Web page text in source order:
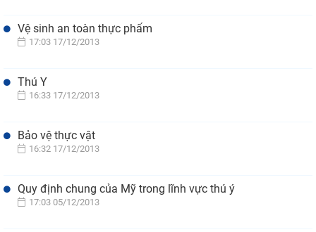
Vệ sinh an toàn thực phẩm
17:03 17/12/2013
Thú Y
16:33 17/12/2013
Bảo vệ thực vật
16:32 17/12/2013
Quy định chung của Mỹ trong lĩnh vực thú ý
17:03 05/12/2013